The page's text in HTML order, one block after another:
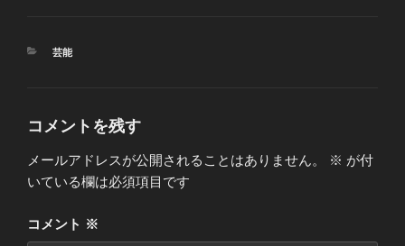
カ
芸能
コメントを残す
メールアドレスが公開されることはありません。 ※ が付
いている欄は必須項目です
コメント ※